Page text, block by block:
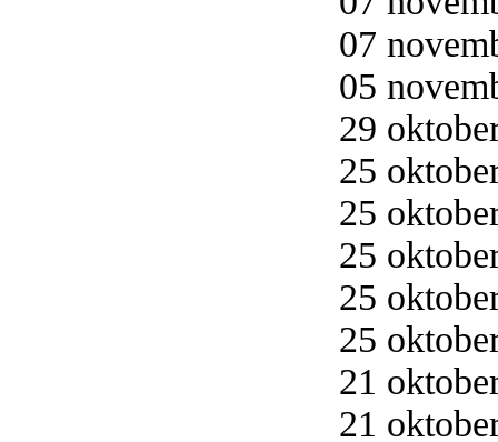
07
05
29
25
25
25
25
25
21
21